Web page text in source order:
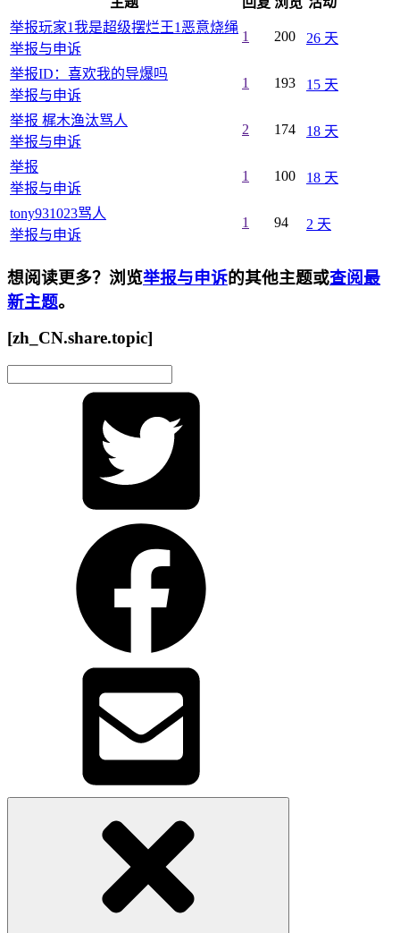
举报玩家1我是超级摆烂王1恶意烧绳
举报与申诉
1 200 26 天
举报ID：喜欢我的导爆吗
举报与申诉
1 193 15 天
举报 梶木渔汰骂人
举报与申诉
2 174 18 天
举报
举报与申诉
1 100 18 天
tony931023骂人
举报与申诉
1 94 2 天
想阅读更多？浏览举报与申诉的其他主题或查阅最
新主题。
[zh_CN.share.topic]